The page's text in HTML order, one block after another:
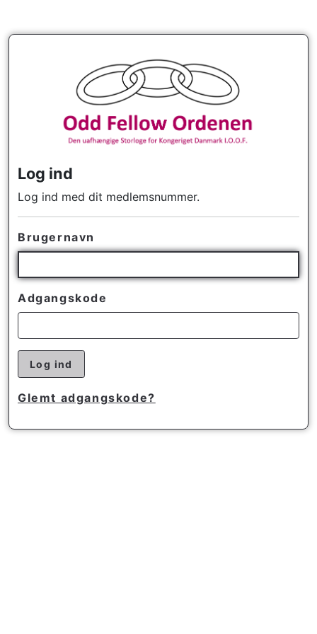
Log ind
Log ind med dit medlemsnummer.
Brugernavn
Adgangskode
Log ind
Glemt adgangskode?